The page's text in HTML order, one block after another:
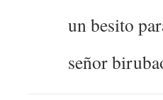
un besito
señor